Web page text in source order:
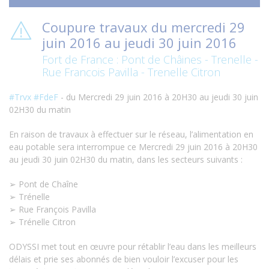
Coupure travaux du mercredi 29
juin 2016 au jeudi 30 juin 2016
Fort de France : Pont de Châines - Trenelle -
Rue Francois Pavilla - Trenelle Citron
#‎Trvx‬ ‪#‎FdeF‬ - du Mercredi 29 juin 2016 à 20H30 au jeudi 30 juin
02H30 du matin
En raison de travaux à effectuer sur le réseau, l’alimentation en
eau potable sera interrompue ce Mercredi 29 juin 2016 à 20H30
au jeudi 30 juin 02H30 du matin, dans les secteurs suivants :
➢ Pont de Chaîne
➢ Trénelle
➢ Rue François Pavilla
➢ Trénelle Citron
ODYSSI met tout en œuvre pour rétablir l’eau dans les meilleurs
délais et prie ses abonnés de bien vouloir l’excuser pour les